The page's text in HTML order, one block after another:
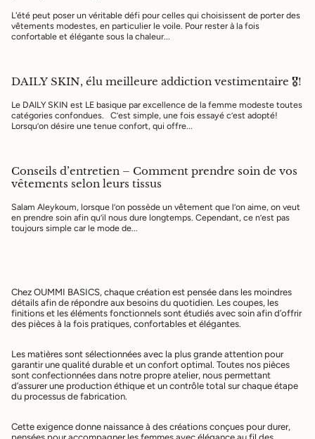
L'été peut poser un véritable défi pour celles qui choisissent de porter des
vêtements modestes, en particulier le voile. Pour rester à la fois
confortable et élégante sous la chaleur...
DAILY SKIN, élu meilleure addiction vestimentaire 🎖️!
Le DAILY SKIN est LE basique par excellence de la femme modeste toutes
catégories confondues. C’est simple, une fois essayé c’est adopté!
Lorsqu’on désire une tenue confort, qui offre...
Conseils d’entretien – Comment prendre soin de vos
vêtements selon leurs tissus
Salam Aleykoum, lorsque l’on possède un vêtement que l’on aime, on veut
en prendre soin afin qu’il nous dure longtemps. Cependant, ce n’est pas
toujours simple car le mode de...
Chez OUMMI BASICS, chaque création est pensée dans les moindres
détails afin de répondre aux besoins du quotidien. Les coupes, les
finitions et les éléments fonctionnels sont étudiés avec soin afin d’offrir
des pièces à la fois pratiques, confortables et élégantes.
Les matières sont sélectionnées avec la plus grande attention pour
garantir une qualité durable et un confort optimal. Toutes nos pièces
sont confectionnées dans notre propre atelier, nous permettant
d’assurer une production éthique et un contrôle total sur chaque étape
du processus de fabrication.
Cette exigence donne naissance à des créations conçues pour durer,